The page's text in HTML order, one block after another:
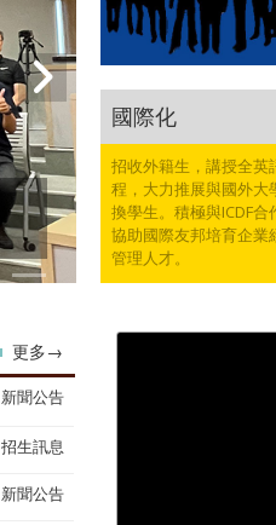
國際化
招收外籍生，講授全英
程，大力推展與國外大
換學生。積極與ICDF合
協助國際友邦培育企業
管理人才。
新聞公告
招生訊息
新聞公告
更多→